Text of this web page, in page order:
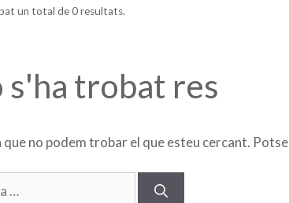
un total de 0 resultats.
s'ha trobat res
que no podem trobar el que esteu cercant.